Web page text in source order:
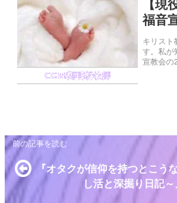
CGM/鄭明析牧師
【現
福音
キリスト
す。私が
宣教会の
『オタクが信仰を持つとこう
し活と深掘り日記